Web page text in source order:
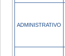
ADMINISTRATIVO